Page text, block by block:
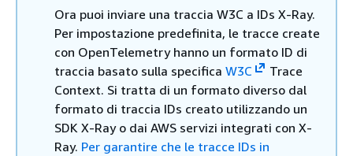
Ora puoi inviare una traccia W3C a IDs X-Ray.
Per impostazione predefinita, le tracce create
con OpenTelemetry hanno un formato ID di
traccia basato sulla specifica W3C
Trace
Context. Si tratta di un formato diverso dal
formato di traccia IDs creato utilizzando un
SDK X-Ray o dai AWS servizi integrati con X-
Ray. Per garantire che le tracce IDs in